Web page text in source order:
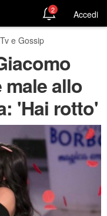
2 Accedi
Tv e Gossip
allo
'Hai rotto'